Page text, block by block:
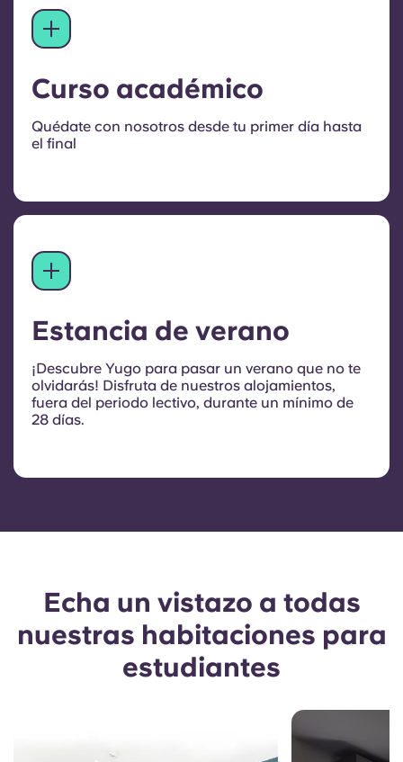
Curso académico
Quédate con nosotros desde tu primer día hasta
el final
Estancia de verano
¡Descubre Yugo para pasar un verano que no te
olvidarás! Disfruta de nuestros alojamientos,
fuera del periodo lectivo, durante un mínimo de
28 días.
Echa un vistazo a todas
nuestras habitaciones para
estudiantes